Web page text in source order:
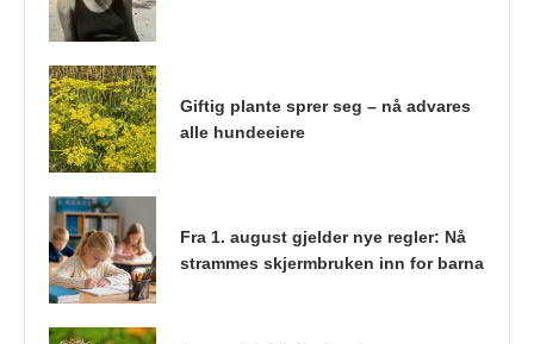
Giftig plante sprer seg – nå advares
alle hundeeiere
Fra 1. august gjelder nye regler: Nå
strammes skjermbruken inn for barna